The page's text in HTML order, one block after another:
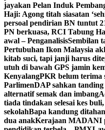
jayakan Pelan Induk
Haji: Agong titah siasatan
persoal pendirian BN tuntut
PN berkuasa, RCI Tabung
awal – PenganalisisSembilan
Pertubuhan Ikon Malaysia
kitab suci, tapi janji harus
utuh di bawah GPS jamin
KenyalangPKR belum terima
ParlimenDAP sahkan
alternatif semak dan imbang
tiada tindakan selesai kes
sekolahBapa kandung
dua anakKerajaan MADANI